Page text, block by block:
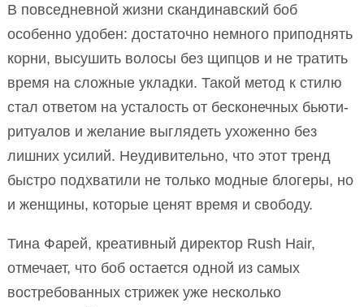
В повседневной жизни скандинавский боб
особенно удобен: достаточно немного приподнять
корни, высушить волосы без щипцов и не тратить
время на сложные укладки. Такой метод к стилю
стал ответом на усталость от бесконечных бьюти-
ритуалов и желание выглядеть ухоженно без
лишних усилий. Неудивительно, что этот тренд
быстро подхватили не только модные блогеры, но
и женщины, которые ценят время и свободу.
Тина Фарей, креативный директор Rush Hair,
отмечает, что боб остается одной из самых
востребованных стрижек уже несколько